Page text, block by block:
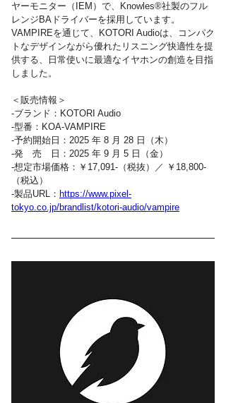
ヤーモニター（IEM）で、Knowles®社製のフル
レンジBAドライバーを採用しています。
VAMPIREを通じて、KOTORI Audioは、コンパク
トなデザインながら優れたリスニング快適性を提
供する、日常使いに最適なイヤホンの創造を目指
しました。
＜販売情報＞
-ブランド：KOTORI Audio
-型番：KOA-VAMPIRE
-予約開始日：2025 年 8 月 28 日（木）
-発　売　日：2025 年 9 月 5 日（金）
-想定市場価格：￥17,091-（税抜）／ ￥18,800-
（税込）
-製品URL： https://www.pixel-
tokyo.co.jp/brandlist/kotori-audio/vampire